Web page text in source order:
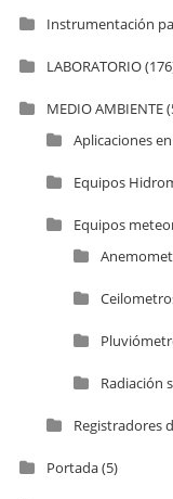
Instrumentación
LABORATORIO
MEDIO AMBIENTE
Aplicaciones
Equipos
Equipos
Radiación
Registradores
Portada(5)